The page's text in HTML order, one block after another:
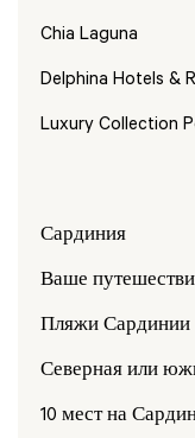
Chia Laguna
Delphina Hotels &
Luxury Collection
Сардиния
Ваше
Пляжи Сардинии
Северная или
10 мест на